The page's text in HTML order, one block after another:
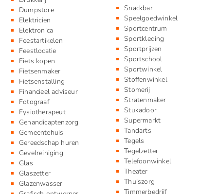
Dumpstore
Elektricien
Elektronica
Feestartikelen
Feestlocatie
Fiets kopen
Fietsenmaker
Fietsenstalling
Financieel adviseur
Fotograaf
Fysiotherapeut
Gehandicaptenzorg
Gemeentehuis
Gereedschap huren
Gevelreiniging
Glas
Glaszetter
Glazenwasser
Snackbar
Speelgoedwinkel
Sportcentrum
Sportkleding
Sportprijzen
Sportschool
Sportwinkel
Stoffenwinkel
Stomerij
Stratenmaker
Stukadoor
Supermarkt
Tandarts
Tegels
Tegelzetter
Telefoonwinkel
Theater
Thuiszorg
Timmerbedrijf